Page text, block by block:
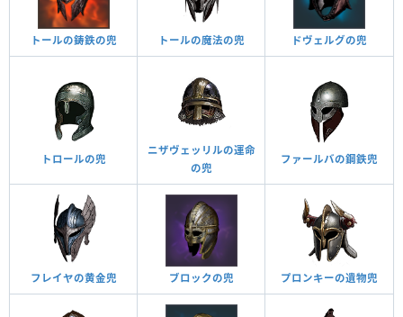
トールの鋳鉄の兜 トールの魔法の兜 ドヴェルグの兜
トロールの兜
ニザヴェッリルの運命
の兜
ファールバの鋼鉄兜
フレイヤの黄金兜 ブロックの兜 プロンキーの遺物兜